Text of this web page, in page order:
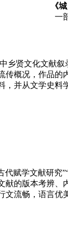
《
一
贤文化文献叙
传概况，作品
并从文学史
赋学文献研究
献的版本考辨
流畅，语言优